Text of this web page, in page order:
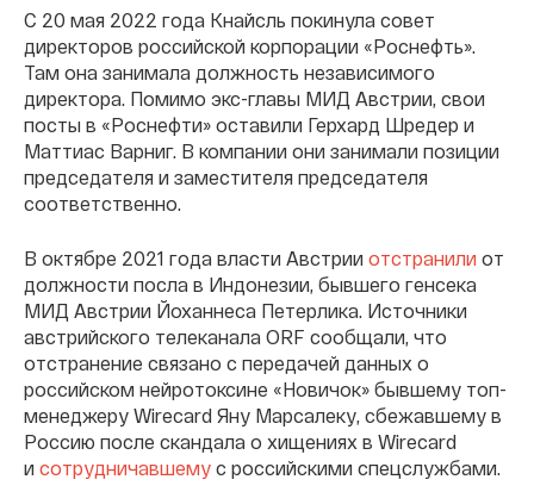
С 20 мая 2022 года Кнайсль покинула совет
директоров российской корпорации «Роснефть».
Там она занимала должность независимого
директора. Помимо экс-главы МИД Австрии, свои
посты в «Роснефти» оставили Герхард Шредер и
Маттиас Варниг. В компании они занимали позиции
председателя и заместителя председателя
соответственно.
В октябре 2021 года власти Австрии отстранили от
должности посла в Индонезии, бывшего генсека
МИД Австрии Йоханнеса Петерлика. Источники
австрийского телеканала ORF сообщали, что
отстранение связано с передачей данных о
российском нейротоксине «Новичок» бывшему топ-
менеджеру Wirecard Яну Марсалеку, сбежавшему в
Россию после скандала о хищениях в Wirecard
и сотрудничавшему с российскими спецслужбами.